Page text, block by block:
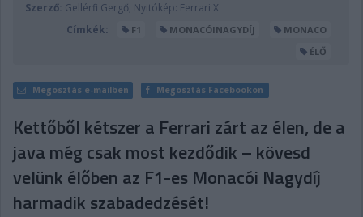
Szerző: Gellérfi Gergő; Nyitókép: Ferrari X
Címkék:
F1 MONACÓINAGYDÍJ
MONACO
ÉLŐ
Megosztás e-mailben Megosztás Facebookon
Kettőből kétszer a Ferrari zárt az élen, de a
java még csak most kezdődik – kövesd
velünk élőben az F1-es Monacói Nagydíj
harmadik szabadedzését!